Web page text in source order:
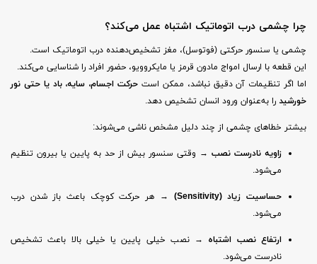
چرا چشمی درب اتوماتیک اشتباه عمل می‌کند؟
چشمی یا سنسور حرکتی (فوتوسل)، مغز تشخیص‌دهنده درب اتوماتیک است.
این قطعه با ارسال امواج مادون قرمز یا مایکروویو، حضور افراد را شناسایی می‌کند.
اما اگر تنظیمات آن دقیق نباشد، ممکن است حرکت اجسام، سایه، باد یا حتی نور
خورشید را به‌عنوان ورود انسان تشخیص دهد.
بیشتر خطاهای چشمی از چند دلیل مشخص ناشی می‌شوند:
زاویه نادرست نصب → وقتی سنسور بیش از حد به پایین یا بیرون تنظیم
می‌شود.
حساسیت زیاد (Sensitivity)
→ هر حرکت کوچک باعث باز شدن درب
می‌شود.
ارتفاع نصب اشتباه → نصب خیلی پایین یا خیلی بالا باعث تشخیص
نادرست می‌شود.